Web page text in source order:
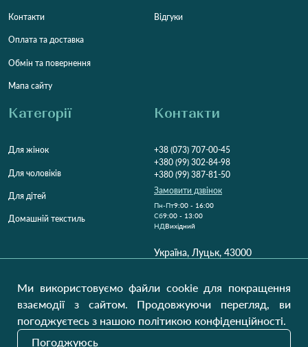
Контакти
Оплата та доставка
Обмін та повернення
Мапа сайту
Відгуки
Категорії
Для жінок
Для чоловіків
Для дітей
Домашній текстиль
Контакти
+38 (073) 707-00-45
+380 (99) 302-84-98
+380 (99) 387-81-50
Замовити дзвінок
Пн-Пт9:00 - 16:00
Cб9:00 - 13:00
НДВихідний
Україна, Луцьк, 43000
Наші оновлення
Ми використовуємо файли cookie для покращення
взаємодії з сайтом. Продовжуючи перегляд, ви
погоджуєтесь з нашою політикою конфіденційності.
Погоджуюсь